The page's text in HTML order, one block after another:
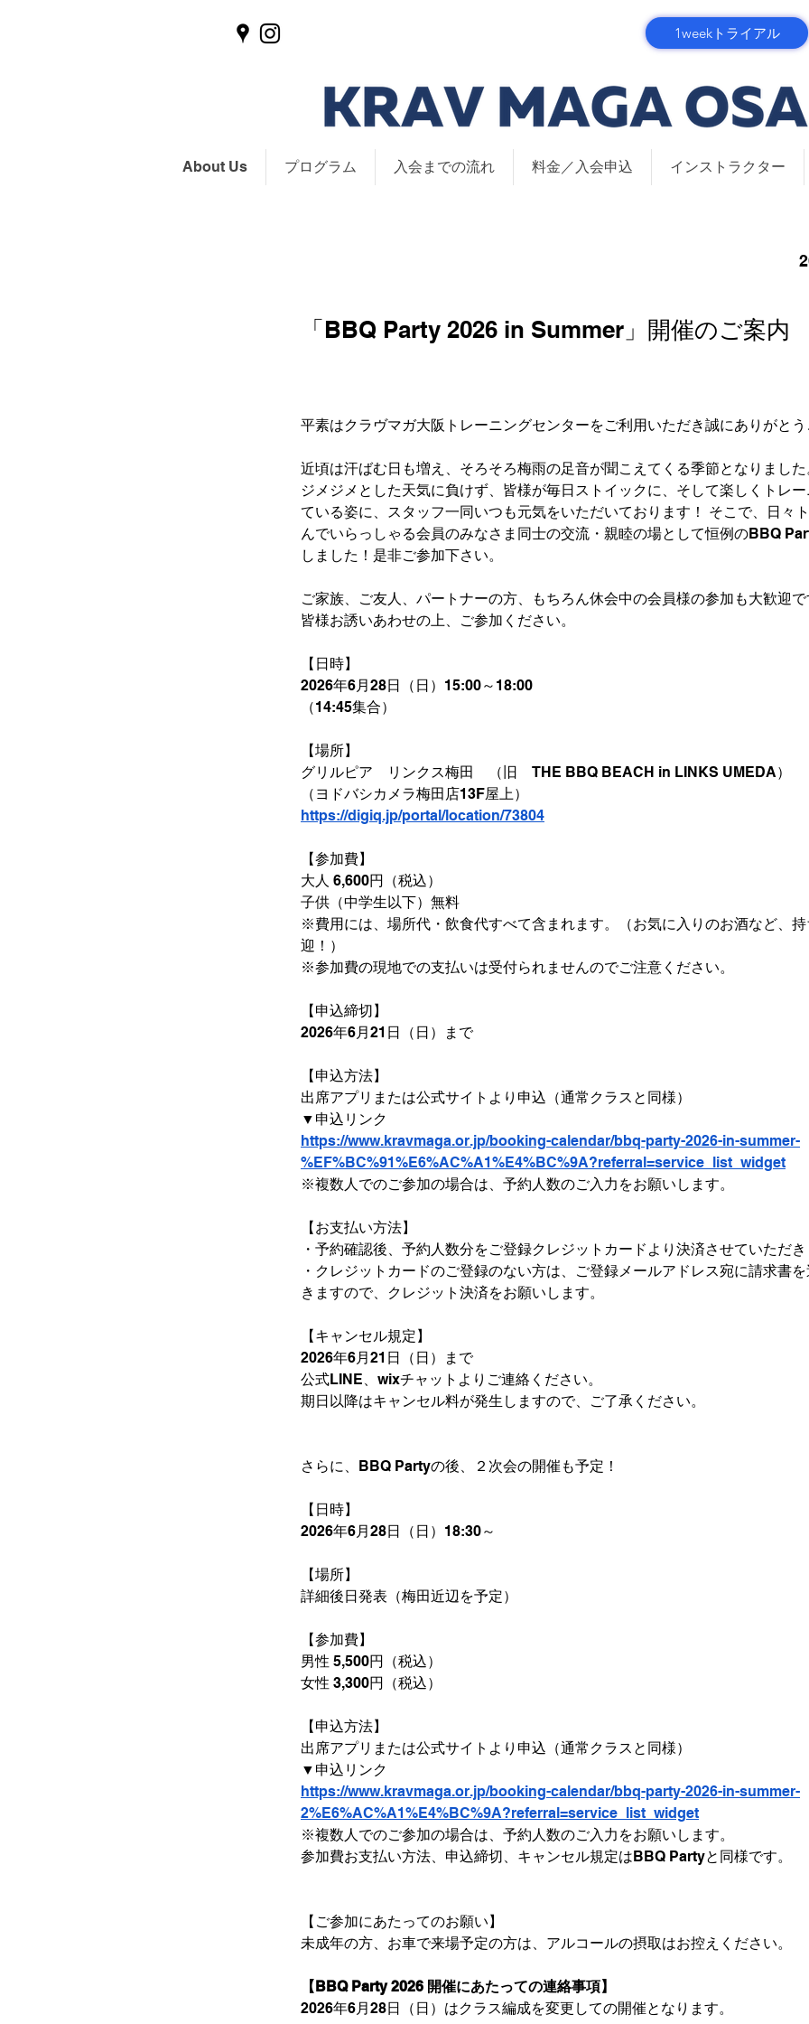
1weekトライアル
About Us プログラム 入会までの流れ 料金／入会申込 インストラクター
「BBQ Party 2026 in Summer」開催のご案内
平素はクラヴマガ大阪トレーニングセンターをご利用いただき誠にありがとう
近頃は汗ばむ日も増え、そろそろ梅雨の足音が聞こえてくる季節となりました
ジメジメとした天気に負けず、皆様が毎日ストイックに、そして楽しくトレ
ている姿に、スタッフ一同いつも元気をいただいております！ そこで、日々
んでいらっしゃる会員のみなさま同士の交流・親睦の場として恒例のBBQ
しました！是非ご参加下さい。
ご家族、ご友人、パートナーの方、もちろん休会中の会員様の参加も大歓迎で
皆様お誘いあわせの上、ご参加ください。
【日時】
2026年6月28日（日）15:00～18:00
（14:45集合）
【場所】
グリルピア　リンクス梅田　（旧　THE BBQ BEACH in LINKS UMEDA）
（ヨドバシカメラ梅田店13F屋上）
https://digiq.jp/portal/location/73804
【参加費】
大人 6,600円（税込）
子供（中学生以下）無料
※費用には、場所代・飲食代すべて含まれます。（お気に入りのお酒など、
迎！）
※参加費の現地での支払いは受付られませんのでご注意ください。
【申込締切】
2026年6月21日（日）まで
【申込方法】
出席アプリまたは公式サイトより申込（通常クラスと同様）
▼申込リンク
https://www.kravmaga.or.jp/booking-calendar/bbq-party-2026-in-summer-
%EF%BC%91%E6%AC%A1%E4%BC%9A?referral=service_list_widget
※複数人でのご参加の場合は、予約人数のご入力をお願いします。
【お支払い方法】
・予約確認後、予約人数分をご登録クレジットカードより決済させていただき
・クレジットカードのご登録のない方は、ご登録メールアドレス宛に請求書
きますので、クレジット決済をお願いします。
【キャンセル規定】
2026年6月21日（日）まで
公式LINE、wixチャットよりご連絡ください。
期日以降はキャンセル料が発生しますので、ご了承ください。
さらに、BBQ Partyの後、２次会の開催も予定！
【日時】
2026年6月28日（日）18:30～
【場所】
詳細後日発表（梅田近辺を予定）
【参加費】
男性 5,500円（税込）
女性 3,300円（税込）
【申込方法】
出席アプリまたは公式サイトより申込（通常クラスと同様）
▼申込リンク
https://www.kravmaga.or.jp/booking-calendar/bbq-party-2026-in-summer-
2%E6%AC%A1%E4%BC%9A?referral=service_list_widget
※複数人でのご参加の場合は、予約人数のご入力をお願いします。
参加費お支払い方法、申込締切、キャンセル規定はBBQ Partyと同様です。
【ご参加にあたってのお願い】
未成年の方、お車で来場予定の方は、アルコールの摂取はお控えください。
【BBQ Party 2026 開催にあたっての連絡事項】
2026年6月28日（日）はクラス編成を変更しての開催となります。